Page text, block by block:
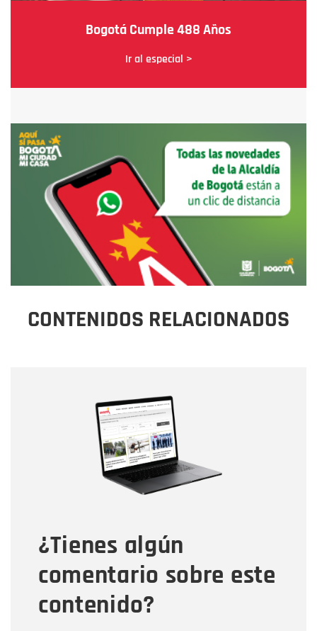
Bogotá Cumple 488 Años
Ir al especial >
CONTENIDOS RELACIONADOS
¿Tienes algún
comentario sobre este
contenido?
Correo electrónico
Tipo de comentario
Mensaje